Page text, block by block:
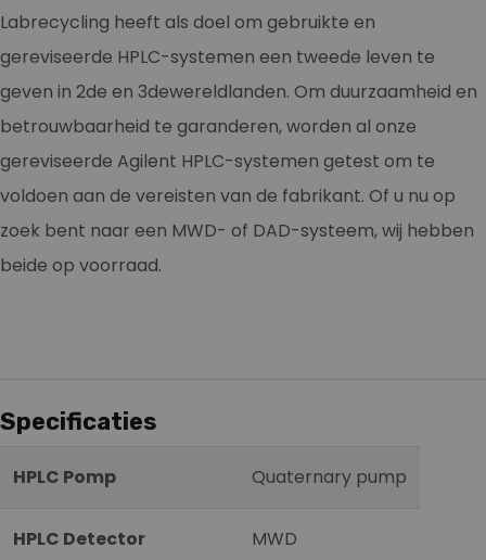
Labrecycling heeft als doel om gebruikte en
gereviseerde HPLC-systemen een tweede leven te
geven in 2de en 3dewereldlanden. Om duurzaamheid en
betrouwbaarheid te garanderen, worden al onze
gereviseerde Agilent HPLC-systemen getest om te
voldoen aan de vereisten van de fabrikant. Of u nu op
zoek bent naar een MWD- of DAD-systeem, wij hebben
beide op voorraad.
Specificaties
HPLC Pomp Quaternary pump
HPLC Detector MWD